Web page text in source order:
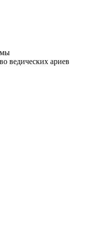
ведических ариев